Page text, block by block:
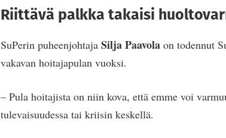
Riittävä palkka takaisi
SuPerin puheenjohtaja Silja Paavola on todennut
vakavan hoitajapulan vuoksi.
– Pula hoitajista on niin kova, että emme voi
tulevaisuudessa tai kriisin keskellä.